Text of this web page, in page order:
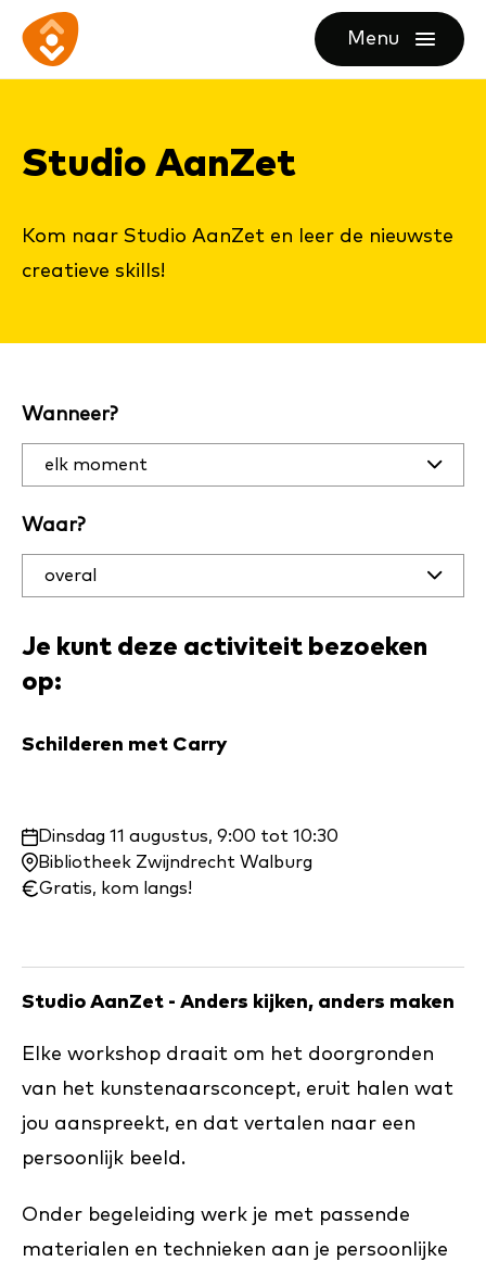
direct
content
direct
footer
Ga
naar
Menu
openen
Stu­dio Aan­Zet
Kom naar Studio AanZet en leer de nieuwste
creatieve skills!
Filter
activiteiten
op datum
en plaats
Wanneer?
Waar?
Je kunt deze activiteit bezoeken
op:
Schilderen met Carry
Waar
en
wanneer:
Dinsdag 11 augustus, 9:00 tot 10:30
Bibliotheek Zwijndrecht Walburg
Gratis, kom langs!
Studio AanZet - Anders kijken, anders maken
Elke workshop draait om het doorgronden
van het kunstenaarsconcept, eruit halen wat
jou aanspreekt, en dat vertalen naar een
persoonlijk beeld.
Onder begeleiding werk je met passende
materialen en technieken aan je persoonlijke